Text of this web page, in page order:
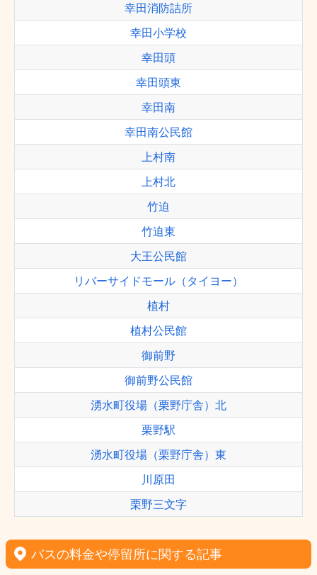
幸田消防詰所
幸田小学校
幸田頭
幸田頭東
幸田南
幸田南公民館
上村南
上村北
竹迫
竹迫東
大王公民館
リバーサイドモール（タイヨー）
植村
植村公民館
御前野
御前野公民館
湧水町役場（栗野庁舎）北
栗野駅
湧水町役場（栗野庁舎）東
川原田
栗野三文字
バスの料金や停留所に関する記事